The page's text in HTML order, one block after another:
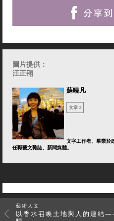
圖片提供：
汪正翔
蘇曉凡
文章 2
文字工作者。畢業於
任職藝文雜誌、新聞媒體。
藝術人文
以香水召喚土地與人的連